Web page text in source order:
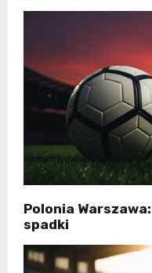
Polonia
spadki